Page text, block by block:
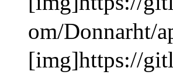
om/Donnarht/
[img]https://